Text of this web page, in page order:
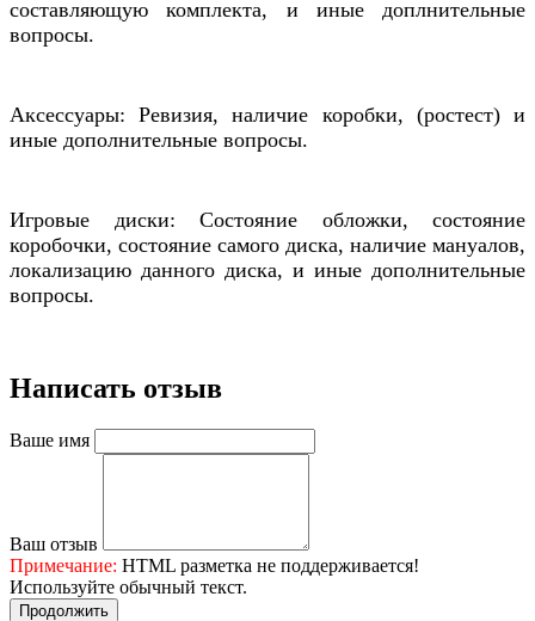
составляющую комплекта, и иные доплнительные
вопросы.
Аксессуары: Ревизия, наличие коробки, (ростест) и
иные дополнительные вопросы.
Игровые диски: Состояние обложки, состояние
коробочки, состояние самого диска, наличие мануалов,
локализацию данного диска, и иные дополнительные
вопросы.
Написать отзыв
Ваше имя
Ваш отзыв
Примечание: HTML разметка не поддерживается!
Используйте обычный текст.
Продолжить